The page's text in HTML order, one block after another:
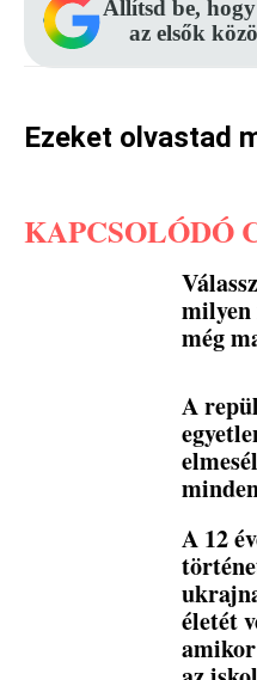
Állítsd be,
az elsők
Ezeket olvastad
KAPCSOLÓDÓ
még
A
A 12
életét